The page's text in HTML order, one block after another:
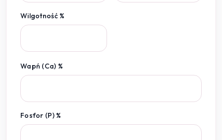
Wilgotność %
Wapń (Ca) %
Fosfor (P) %